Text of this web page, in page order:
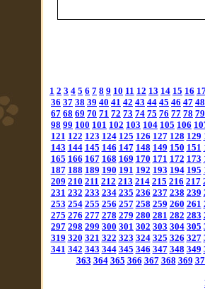
1 2 3 4 5 6 7 8 9 10 11 12 13 14 15 16
36 37 38 39 40 41 42 43 44 45 46 47 48
67 68 69 70 71 72 73 74 75 76 77 78 79
98 99 100 101 102 103 104 105 106
121 122 123 124 125 126 127 128 129
143 144 145 146 147 148 149 150 151
165 166 167 168 169 170 171 172 173
187 188 189 190 191 192 193 194 195
209 210 211 212 213 214 215 216 217
231 232 233 234 235 236 237 238 239
253 254 255 256 257 258 259 260 261
275 276 277 278 279 280 281 282 283
297 298 299 300 301 302 303 304 305
319 320 321 322 323 324 325 326 327
341 342 343 344 345 346 347 348 349
363 364 365 366 367 368 369